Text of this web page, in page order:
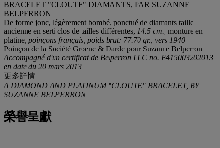
BRACELET "CLOUTE" DIAMANTS, PAR SUZANNE
BELPERRON
De forme jonc, légèrement bombé, ponctué de diamants taille
ancienne en serti clos de tailles différentes, 14.5 cm., monture en
platine, poinçons français, poids brut: 77.70 gr., vers 1940
Poinçon de la Société Groene & Darde pour Suzanne Belperron
Accompagné d'un certificat de Belperron LLC no. B415003202013
en date du 20 mars 2013
更多詳情
A DIAMOND AND PLATINUM "CLOUTE" BRACELET, BY
SUZANNE BELPERRON
榮譽呈獻